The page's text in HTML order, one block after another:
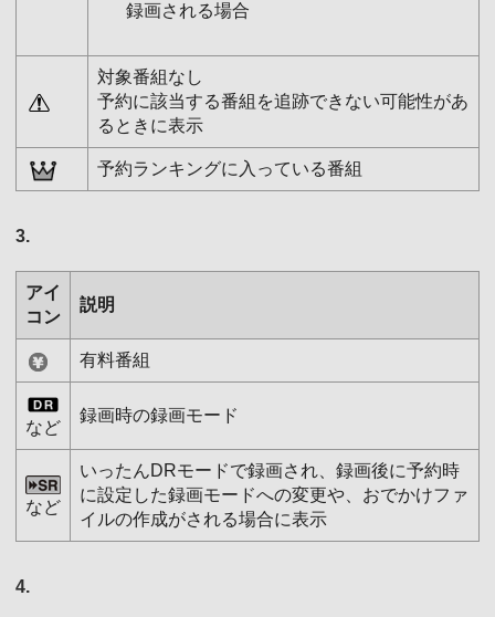
録画される場合
対象番組なし
予約に該当する番組を追跡できない可能性があ
るときに表示
予約ランキングに入っている番組
3.
アイ
コン
説明
有料番組
など
録画時の録画モード
など
いったんDRモードで録画され、録画後に予約時
に設定した録画モードへの変更や、おでかけファ
イルの作成がされる場合に表示
4.